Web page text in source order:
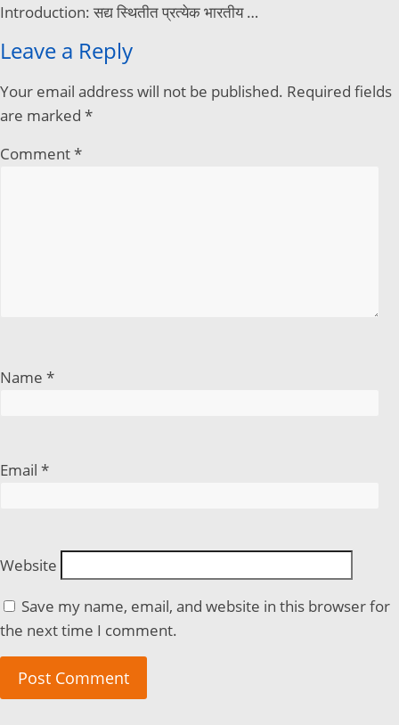
Introduction: सद्य स्थितीत प्रत्येक भारतीय …
Leave a Reply
Your email address will not be published. Required fields
are marked *
Comment*
Name *
Email *
Website
Save my name, email, and website in this browser for
the next time I comment.